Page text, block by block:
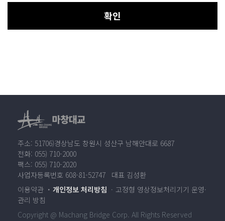
확인
주소: 51706)경상남도 창원시 성산구 남해안대로 6687
전화: 055) 710-2000
팩스: 055) 710-2020
사업자등록번호 608-81-52747 대표 김성환
이용약관
개인정보 처리방침
고정형 영상정보처리기기 운영·
관리 방침
Copyright @ Machang Bridge Corp. All Rights Reserved